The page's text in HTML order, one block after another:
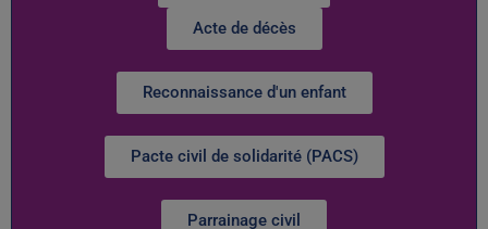
Acte de décès
Reconnaissance d'un enfant
Pacte civil de solidarité (PACS)
Parrainage civil